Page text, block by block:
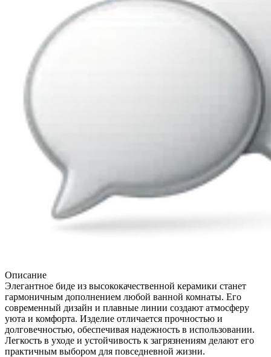
Описание
Элегантное биде из высококачественной керамики станет
гармоничным дополнением любой ванной комнаты. Его
современный дизайн и плавные линии создают атмосферу
уюта и комфорта. Изделие отличается прочностью и
долговечностью, обеспечивая надежность в использовании.
Легкость в уходе и устойчивость к загрязнениям делают его
практичным выбором для повседневной жизни.